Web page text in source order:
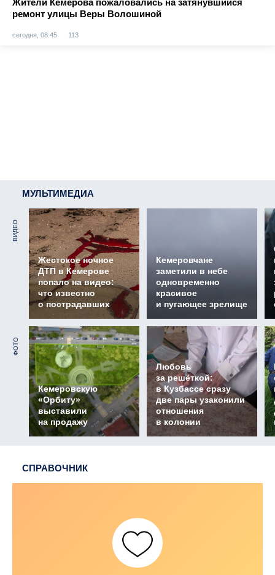
ремонт улицы Веры Волошиной
сегодня, 08:45 113
МУЛЬТИМЕДИА
ВИДЕО
Жестокое ночное
ДТП в Кемерове
попало на видео:
что известно
о пострадавших
Кемеровчане
заметили в небе
одновременно
красивое
и пугающее зрелище
ФОТО
Кемеровскую
«Орбиту»
выставили
на продажу
Любовь
за решёткой:
в Кузбассе сразу
две пары узаконили
отношения
в колонии
СПРАВОЧНИК